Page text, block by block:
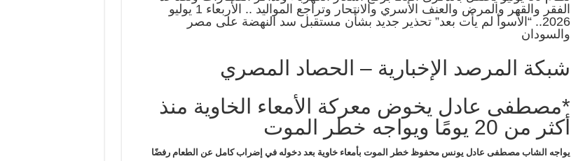
الفقر والقهر والمرض والعنف الأسري والانتحار وتراجع المواليد .. الأربعاء 1 يوليو
2026.. “الأسوأ لم يأت بعد” تحذير جديد بشأن مستقبل سد النهضة على مصر
والسودان
شبكة المرصد الإخبارية – الحصاد المصري
*مصطفى عادل يخوض معركة الأمعاء الخاوية منذ
أكثر من 20 يومًا ويواجه خطر الموت
يواجه الشاب مصطفى عادل يونس محفوظ خطر الموت بأمعاء خاوية بعد دخوله في إضراب كامل عن الطعام رفضًا